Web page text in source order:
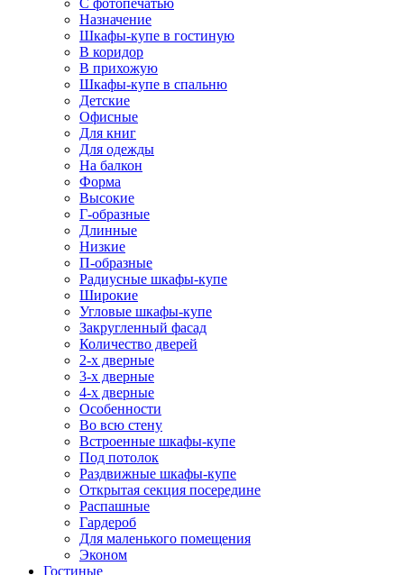
С фотопечатью
Назначение
Шкафы-купе в гостиную
В коридор
В прихожую
Шкафы-купе в спальню
Детские
Офисные
Для книг
Для одежды
На балкон
Форма
Высокие
Г-образные
Длинные
Низкие
П-образные
Радиусные шкафы-купе
Широкие
Угловые шкафы-купе
Закругленный фасад
Количество дверей
2-х дверные
3-х дверные
4-х дверные
Особенности
Во всю стену
Встроенные шкафы-купе
Под потолок
Раздвижные шкафы-купе
Открытая секция посередине
Распашные
Гардероб
Для маленького помещения
Эконом
Гостиные